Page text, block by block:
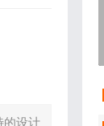
的设计